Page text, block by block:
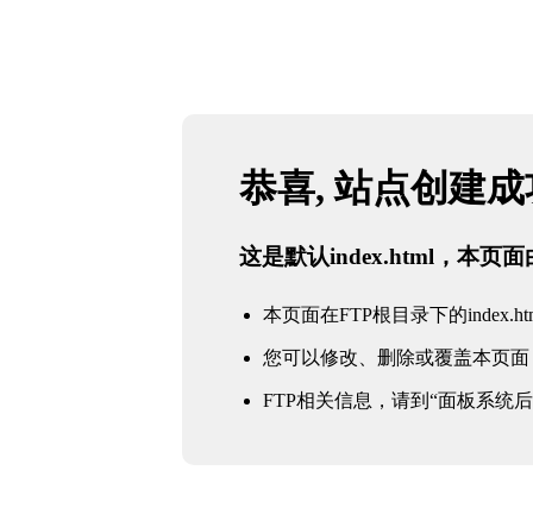
恭喜, 站点创建
这是默认index.html，本页面
本页面在FTP根目录下的
您可以修改、删除或覆盖本页面
FTP相关信息，请到“面板系统